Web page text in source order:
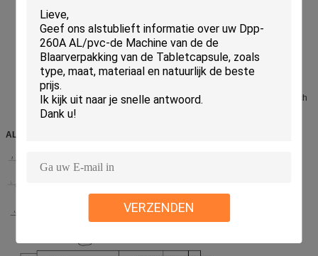
VERZENDEN
10 tot 160mm worden aangepast die toepassingswaaier van de machine
uitbreiden.
De snelheid wordt verplaatst langs stap-minder omvormer. Blanking de
frequentie is 10-30times/min.
De vorm en de voeder kunnen volgens het verzoek van de klant worden
ontworpen.
De machine krijgt de functie voor het gemakkelijke scherpe lijn in reliëf
maken, partijaantal het in reliëf maken en het verspilde
verpakkingsmateriaal opnieuw opwinden.
De het verwarmen vormen van de verpakkingsmachine zullen automatisch
scheiden wanneer de machine ophoudt, wat ertoe bijdraagt om het
verpakkingsmateriaal tegen de verwarmde vorm te beschermen.
ALGEMENE SCHETS